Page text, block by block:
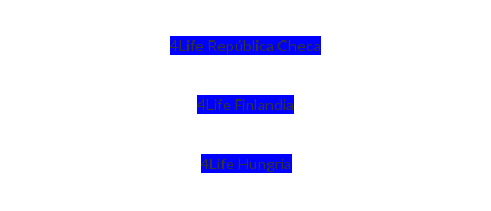
4Life República Checa
4Life Finlandia
4Life Hungria